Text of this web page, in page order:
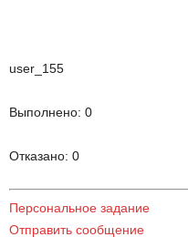
user_155
Выполнено: 0
Отказано: 0
Персональное задание
Отправить сообщение